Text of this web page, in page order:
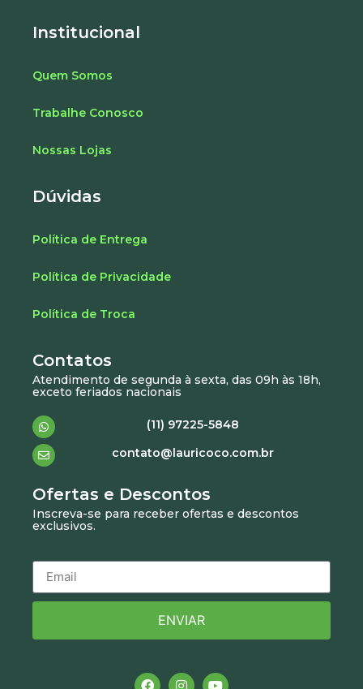
Institucional
Quem Somos
Trabalhe Conosco
Nossas Lojas
Dúvidas
Política de Entrega
Política de Privacidade
Política de Troca
Contatos
Atendimento de segunda à sexta, das 09h às 18h,
exceto feriados nacionais
(11) 97225-5848
contato@lauricoco.com.br
Ofertas e Descontos
Inscreva-se para receber ofertas e descontos
exclusivos.
ENVIAR